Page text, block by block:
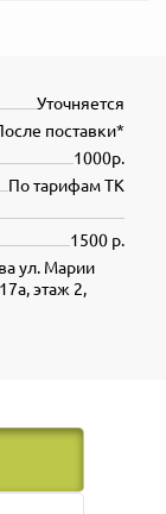
Уточняется
поставки*
1000р.
По тарифам ТК
1500 р.
ул. Марии
этаж 2,